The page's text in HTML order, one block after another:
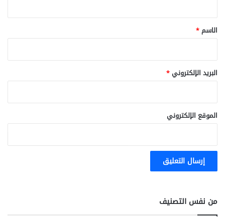
*
الاسم*
البريد الإلكتروني*
الموقع الإلكتروني
من نفس التصنيف